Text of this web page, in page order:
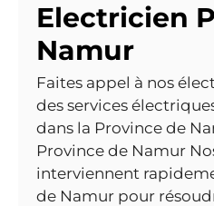
Electricien
Namur
Faites appel à nos
des services
dans la Province de
Province de Namur
interviennent
de Namur pour